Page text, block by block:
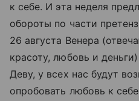
к себе. И эта неделя
обороты по части
26 августа Венера
красоту, любовь и
Деву, у всех нас будут
опробовать любовь к